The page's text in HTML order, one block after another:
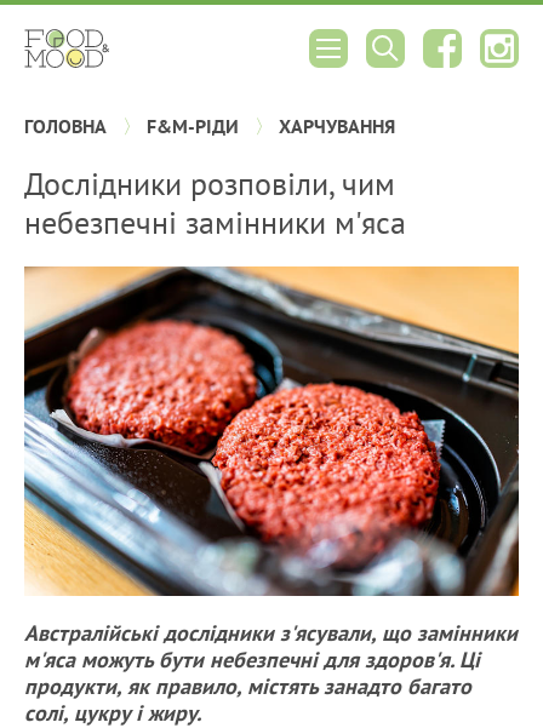
ГОЛОВНА F&M-РІДИ ХАРЧУВАННЯ
Дослідники розповіли, чим
небезпечні замінники м'яса
Австралійські дослідники з'ясували, що замінники
м'яса можуть бути небезпечні для здоров'я. Ці
продукти, як правило, містять занадто багато
солі, цукру і жиру.